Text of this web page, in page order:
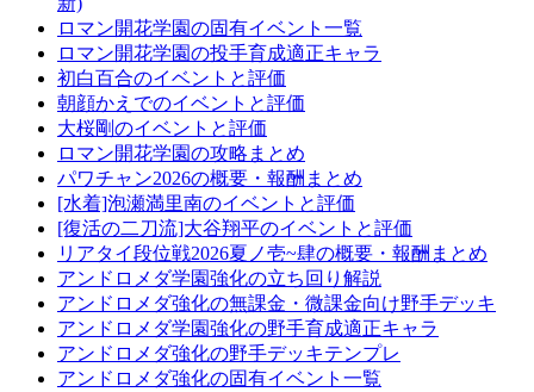
ロマン開花学園の固有イベント一覧
ロマン開花学園の投手育成適正キャラ
初白百合のイベントと評価
朝顔かえでのイベントと評価
大桜剛のイベントと評価
ロマン開花学園の攻略まとめ
パワチャン2026の概要・報酬まとめ
[水着]泡瀬満里南のイベントと評価
[復活の二刀流]大谷翔平のイベントと評価
リアタイ段位戦2026夏ノ壱~肆の概要・報酬まとめ
アンドロメダ学園強化の立ち回り解説
アンドロメダ強化の無課金・微課金向け野手デッキ
アンドロメダ学園強化の野手育成適正キャラ
アンドロメダ強化の野手デッキテンプレ
アンドロメダ強化の固有イベント一覧